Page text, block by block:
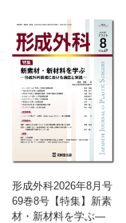
形成外科2026年8月号
69巻8号【特集】新素
材・新材料を学ぶ—